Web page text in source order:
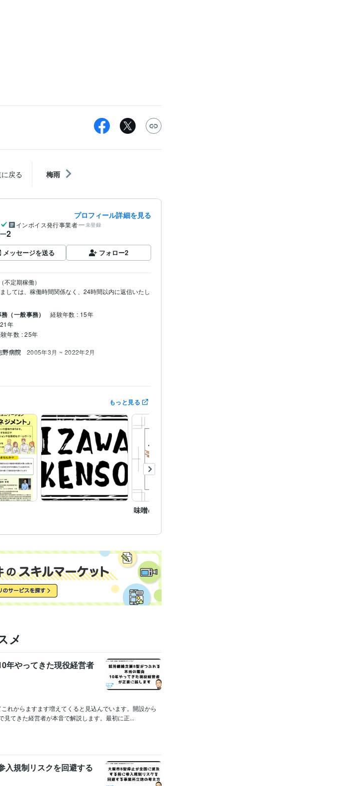
戻る 梅雨
プロフィール詳細を見る
インボイス発行事業者 未登録
2
メッセージを送る フォロー2
定期稼働）
しては、稼働時間関係なく、24時間以内に返信いたし
（一般事務） 経験年数 : 15年
年
年数 : 25年
病院 2005年3月 ~ 2022年2月
HPやLP、ロゴ作成やポスターも作成可もっと見る
味噌のパッケージ
メ
年やってきた現役経営者
れからますます増えてくると見込んでいます。開設から
てきた経営者が本音で解説します。最初に正...
規制リスクを回避する